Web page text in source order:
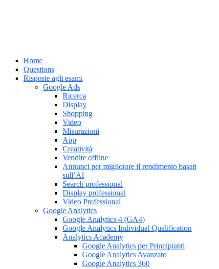
Home
Questions
Risposte agli esami
Google Ads
Ricerca
Display
Shopping
Video
Misurazioni
App
Creatività
Vendite offline
Annunci per migliorare il rendimento basati
sull’AI
Search professional
Display professional
Video Professional
Google Analytics
Google Analytics 4 (GA4)
Google Analytics Individual Qualification
Analytics Academy
Google Analytics per Principianti
Google Analytics Avanzato
Google Analytics 360